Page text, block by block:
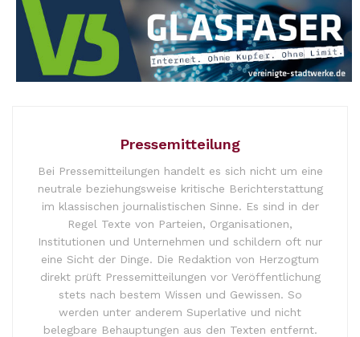
Pressemitteilung
Bei Pressemitteilungen handelt es sich nicht um eine
neutrale beziehungsweise kritische Berichterstattung
im klassischen journalistischen Sinne. Es sind in der
Regel Texte von Parteien, Organisationen,
Institutionen und Unternehmen und schildern oft nur
eine Sicht der Dinge. Die Redaktion von Herzogtum
direkt prüft Pressemitteilungen vor Veröffentlichung
stets nach bestem Wissen und Gewissen. So
werden unter anderem Superlative und nicht
belegbare Behauptungen aus den Texten entfernt.